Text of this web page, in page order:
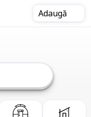
Adaugă